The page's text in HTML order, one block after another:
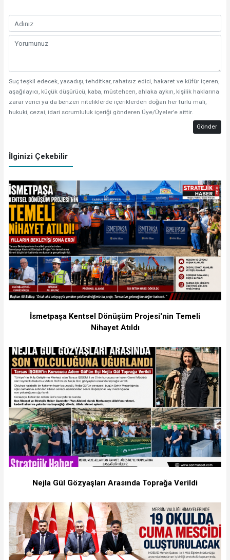
Suç teşkil edecek, yasadışı, tehditkar, rahatsız edici, hakaret ve küfür içeren,
aşağılayıcı, küçük düşürücü, kaba, müstehcen, ahlaka aykırı, kişilik haklarına
zarar verici ya da benzeri niteliklerde içeriklerden doğan her türlü mali,
hukuki, cezai, idari sorumluluk içeriği gönderen Üye/Üyeler’e aittir.
Gönder
İlginizi Çekebilir
İsmetpaşa Kentsel Dönüşüm Projesi'nin Temeli
Nihayet Atıldı
Nejla Gül Gözyaşları Arasında Toprağa Verildi